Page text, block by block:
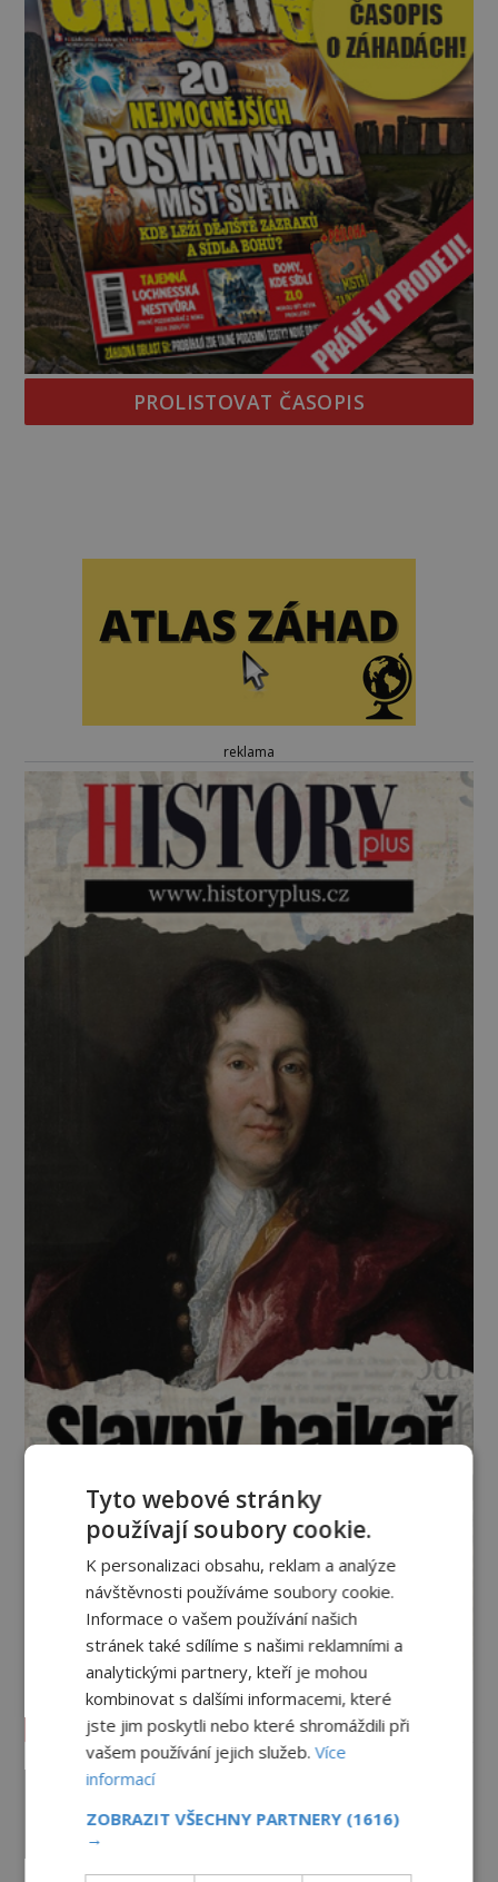
PROLISTOVAT ČASOPIS
reklama
Vesmír a technologie
PREMIUM 7.8.2026 172
Tyto webové stránky
používají soubory cookie.
K personalizaci obsahu, reklam a analýze
návštěvnosti používáme soubory cookie.
Informace o vašem používání našich
stránek také sdílíme s našimi reklamními a
analytickými partnery, kteří je mohou
kombinovat s dalšími informacemi, které
jste jim poskytli nebo které shromáždili při
vašem používání jejich služeb.Více
informací
ZOBRAZIT VŠECHNY PARTNERY (1616)
→